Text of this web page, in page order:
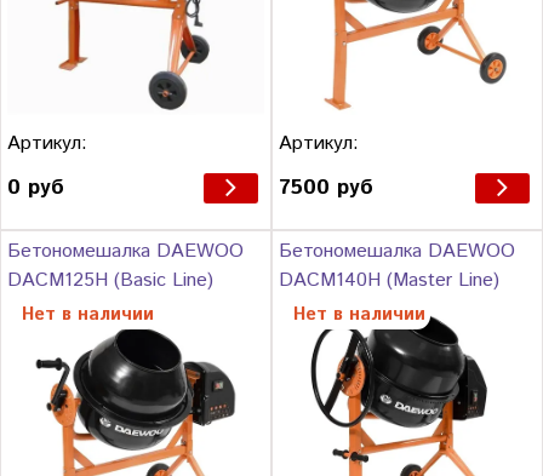
Артикул:
0 руб
Артикул:
7500 руб
Бетономешалка DAEWOO
DACM125H (Basic Line)
Нет в наличии
Бетономешалка DAEWOO
DACM140H (Master Line)
Нет в наличии